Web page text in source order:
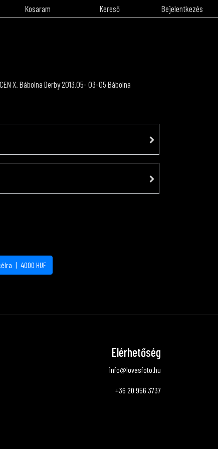
Kosaram Kereső Bejelentkezés
X. Bábolna Derby 2013.05- 03-05 Bábolna
| 4000 HUF
Elérhetőség
info@lovasfoto.hu
+36 20 956 3737